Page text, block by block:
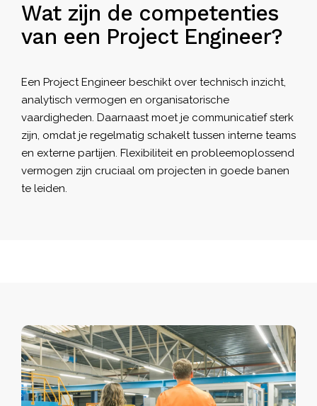
Wat zijn de competenties
van een Project Engineer?
Een Project Engineer beschikt over technisch inzicht,
analytisch vermogen en organisatorische
vaardigheden. Daarnaast moet je communicatief sterk
zijn, omdat je regelmatig schakelt tussen interne teams
en externe partijen. Flexibiliteit en probleemoplossend
vermogen zijn cruciaal om projecten in goede banen
te leiden.